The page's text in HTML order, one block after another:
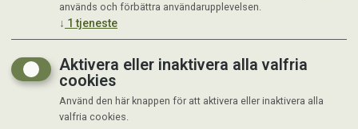
används och förbättra användarupplevelsen.
↓ 1 tjeneste
Aktivera eller inaktivera alla valfria
cookies
Använd den här knappen för att aktivera eller inaktivera alla
valfria cookies.